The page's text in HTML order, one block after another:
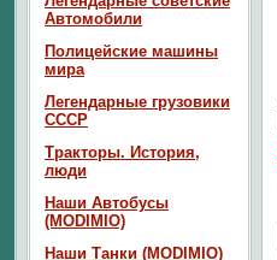
Автомобили
Полицейские машины
мира
Легендарные грузовики
СССР
Тракторы. История,
люди
Наши Автобусы
(MODIMIO)
Наши Танки (MODIMIO)